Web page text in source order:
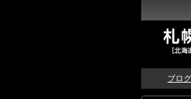
ブログ